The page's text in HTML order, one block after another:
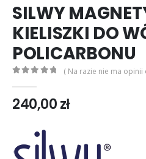
SILWY
KIELISZKI DO
POLICARBONU
( Na razie nie ma
240,00zł